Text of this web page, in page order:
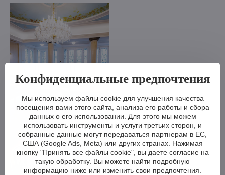
Конфиденциальные предпочтения
Мы используем файлы cookie для улучшения качества
посещения вами этого сайта, анализа его работы и сбора
данных о его использовании. Для этого мы можем
использовать инструменты и услуги третьих сторон, и
собранные данные могут передаваться партнерам в ЕС,
США (Google Ads, Meta) или других странах. Нажимая
кнопку "Принять все файлы cookie", вы даете согласие на
такую обработку. Вы можете найти подробную
информацию ниже или изменить свои предпочтения.